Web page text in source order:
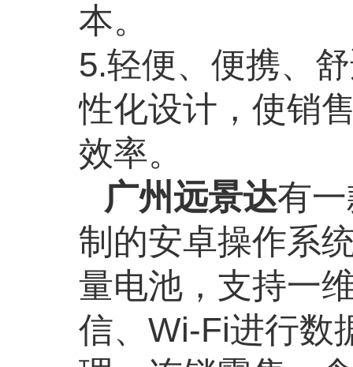
本。
5.轻便、便携、
性化设计，使销
效率。
广州远景达有
制的安卓操作系
量电池，支持一
信、Wi-Fi进行数